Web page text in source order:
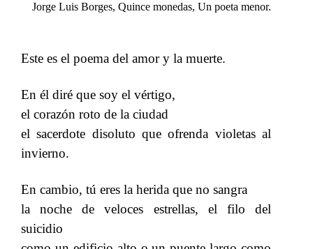
Jorge Luis Borges, Quince monedas, Un poeta menor.
Este es el poema del amor y la muerte.
En él diré que soy el vértigo,
el corazón roto de la ciudad
el sacerdote disoluto que ofrenda violetas al
invierno.
En cambio, tú eres la herida que no sangra
la noche de veloces estrellas, el filo del
suicidio